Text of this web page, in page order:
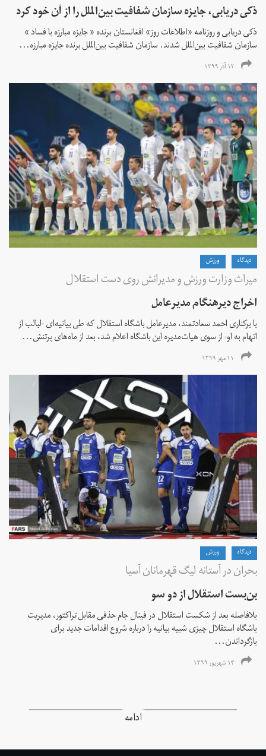
ذکی دریابی، جایزه سازمان شفافیت بین‌الملل را از آن خود کرد
ذکی دریابی و روزنامه «اطلاعات‌ روز» افغانستان برنده « جایزه مبارزه با فساد »
سازمان شفافیت بین‌الملل شدند. سازمان شفافیت بین‌الملل برنده جایزه مبارزه...
۱۲ آذر ۱۳۹۹
دیدگاه ورزش
میراث وزارت ورزش و مدیرانش روی دست استقلال
اخراج دیرهنگام مدیرعامل
با برکناری احمد سعادتمند، مدیرعامل باشگاه استقلال که طی بیانیه‌ای -لبالب از
اتهام به او- از سوی هیات‌مدیره این باشگاه اعلام شد، بعد از ماه‌های پرتنش...
۱۱ مهر ۱۳۹۹
دیدگاه ورزش
بحران در آستانه لیگ قهرمانان آسیا
بن‌بست استقلال از دو سو
بلافاصله بعد از شکست استقلال در فینال جام حذفی مقابل تراکتور، مدیریت
باشگاه استقلال چیزی شبیه بیانیه را درباره شروع اقدامات جدید برای
بازگرداندن...
۱۴ شهریور ۱۳۹۹
ادامه